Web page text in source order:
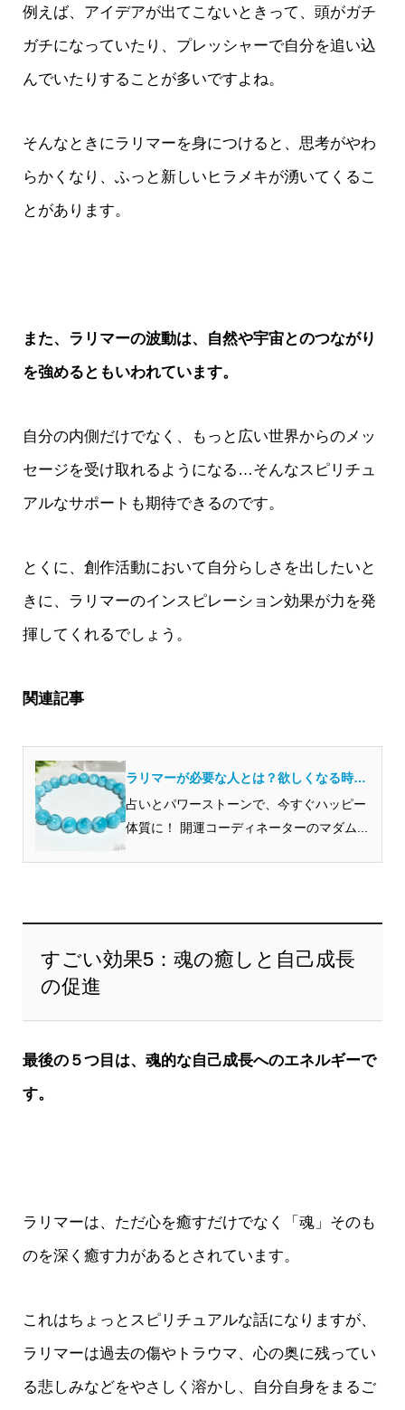
例えば、アイデアが出てこないときって、頭がガチ
ガチになっていたり、プレッシャーで自分を追い込
んでいたりすることが多いですよね。
そんなときにラリマーを身につけると、思考がやわ
らかくなり、ふっと新しいヒラメキが湧いてくるこ
とがあります。
また、ラリマーの波動は、自然や宇宙とのつながり
を強めるともいわれています。
自分の内側だけでなく、もっと広い世界からのメッ
セージを受け取れるようになる…そんなスピリチュ
アルなサポートも期待できるのです。
とくに、創作活動において自分らしさを出したいと
きに、ラリマーのインスピレーション効果が力を発
揮してくれるでしょう。
関連記事
ラリマーが必要な人とは？欲しくなる時・
気になる時の意味は？
占いとパワーストーンで、今すぐハッピー
体質に！ 開運コーディネーターのマダム...
すごい効果5：魂の癒しと自己成長
の促進
最後の５つ目は、魂的な自己成長へのエネルギーで
す。
ラリマーは、ただ心を癒すだけでなく「魂」そのも
のを深く癒す力があるとされています。
これはちょっとスピリチュアルな話になりますが、
ラリマーは過去の傷やトラウマ、心の奥に残ってい
る悲しみなどをやさしく溶かし、自分自身をまるご